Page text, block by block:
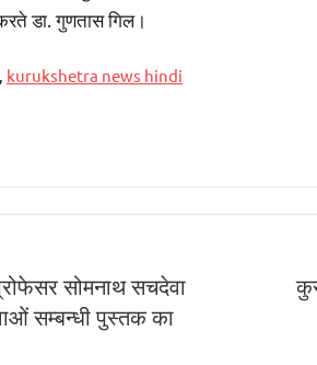
डा. गुणतास गिल।
, kurukshetra news hindi
सोमनाथ सचदेवा
सम्बन्धी पुस्तक का